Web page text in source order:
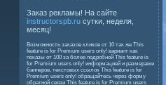
Заказ рекламы! На сайте
instructorspb.ru сутки, неделя,
месяц!
Возможность заказов кликов от 10 так же This
feature is for Premium users only! вариант как
показы от 100 за более подробной This feature is
for Premium users only! информацией и размерами
баннеров, текстовых ссылок This feature is for
Premium users only! обращайтесь через форму
обратной связи This feature is for Premium users